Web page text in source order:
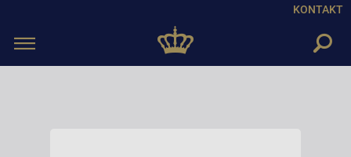
KONTAKT
Toggle